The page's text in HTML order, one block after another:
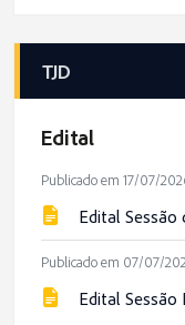
TJD
Edital
Publicado em 17/07/
Edital Sessão
Publicado em 07/07/
Edital Sessão